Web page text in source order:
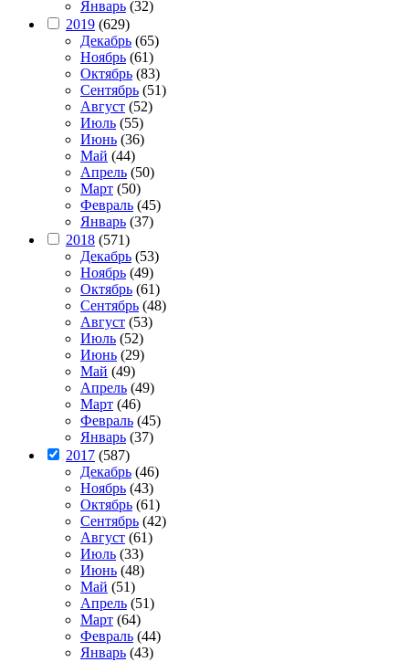
Январь (32)
2019 (629)
Декабрь (65)
Ноябрь (61)
Октябрь (83)
Сентябрь (51)
Август (52)
Июль (55)
Июнь (36)
Май (44)
Апрель (50)
Март (50)
Февраль (45)
Январь (37)
2018 (571)
Декабрь (53)
Ноябрь (49)
Октябрь (61)
Сентябрь (48)
Август (53)
Июль (52)
Июнь (29)
Май (49)
Апрель (49)
Март (46)
Февраль (45)
Январь (37)
2017 (587)
Декабрь (46)
Ноябрь (43)
Октябрь (61)
Сентябрь (42)
Август (61)
Июль (33)
Июнь (48)
Май (51)
Апрель (51)
Март (64)
Февраль (44)
Январь (43)